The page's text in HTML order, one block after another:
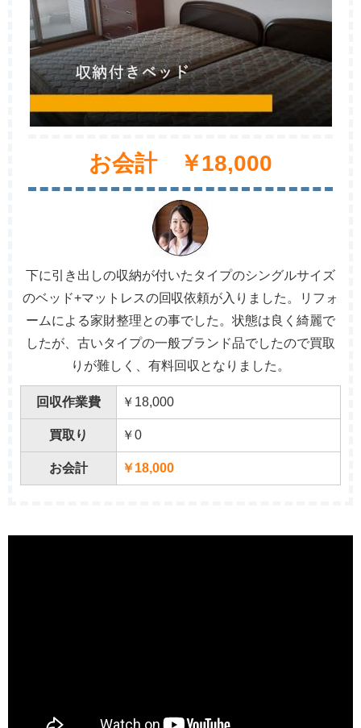
お会計 ￥18,000
下に引き出しの収納が付いたタイプのシングルサイズ
のベッド+マットレスの回収依頼が入りました。リフォ
ームによる家財整理との事でした。状態は良く綺麗で
したが、古いタイプの一般ブランド品でしたので買取
りが難しく、有料回収となりました。
回収作業費 ￥18,000
買取り ￥0
お会計 ￥18,000